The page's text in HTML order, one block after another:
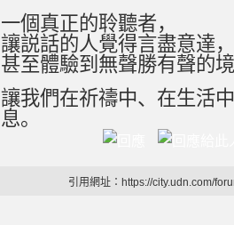
一個真正的聆聽者，
讓説話的人覺得言盡意達，
甚至體驗到無聲勝有聲的
讓我們在祈禱中、在生活
息。
引用網址：https://city.udn.com/